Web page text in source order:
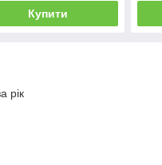
Купити
рік